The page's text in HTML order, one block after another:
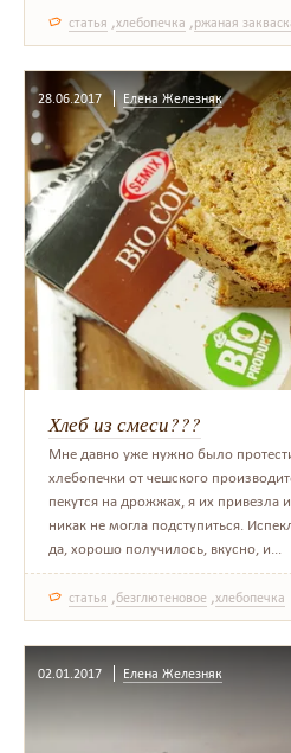
статья ,хлебопечка ,ржаная
28.06.2017 Елена Железняк
Хлеб из смеси???
Мне давно уже нужно было
хлебопечки от чешского
пекутся на дрожжах, я их привезла
никак не могла подступиться.
да, хорошо получилось, вкусно, и...
статья ,безглютеновое ,хлебопечка
02.01.2017 Елена Железняк